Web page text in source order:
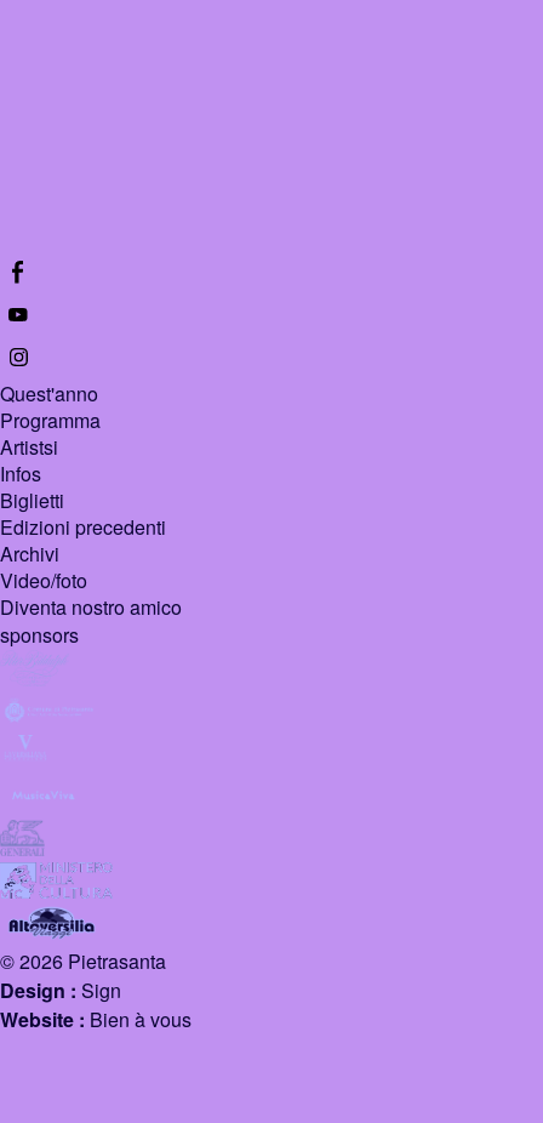
Quest'anno
Programma
Artistsi
Infos
Biglietti
Edizioni precedenti
Archivi
Video/foto
Diventa nostro amico
sponsors
© 2026 Pietrasanta
Design : Sign
Website : Bien à vous